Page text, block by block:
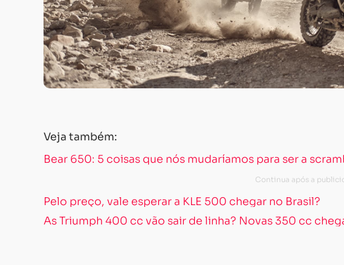
Veja também:
Bear 650: 5 coisas que nós mudaríamos para ser a
Pelo preço, vale esperar a KLE 500 chegar no Brasil?
As Triumph 400 cc vão sair de linha? Novas 350 cc